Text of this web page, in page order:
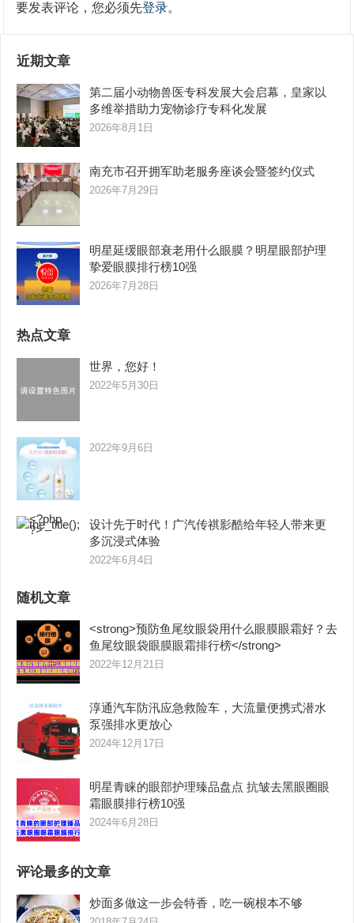
要发表评论，您必须先登录。
近期文章
第二届小动物兽医专科发展大会启幕，皇家以
多维举措助力宠物诊疗专科化发展
2026年8月1日
南充市召开拥军助老服务座谈会暨签约仪式
2026年7月29日
明星延缓眼部衰老用什么眼膜？明星眼部护理
挚爱眼膜排行榜10强
2026年7月28日
热点文章
世界，您好！
2022年5月30日
2022年9月6日
设计先于时代！广汽传祺影酷给年轻人带来更
多沉浸式体验
2022年6月4日
随机文章
<strong>预防鱼尾纹眼袋用什么眼膜眼霜好？去
鱼尾纹眼袋眼膜眼霜排行榜</strong>
2022年12月21日
淳通汽车防汛应急救险车，大流量便携式潜水
泵强排水更放心
2024年12月17日
明星青睐的眼部护理臻品盘点 抗皱去黑眼圈眼
霜眼膜排行榜10强
2024年6月28日
评论最多的文章
炒面多做这一步会特香，吃一碗根本不够